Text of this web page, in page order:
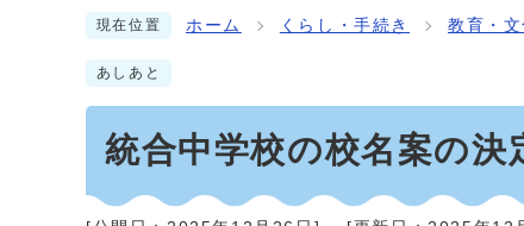
現在位置 ホーム くらし・手続き 教育・文
あしあと
統合中学校の校名案の決